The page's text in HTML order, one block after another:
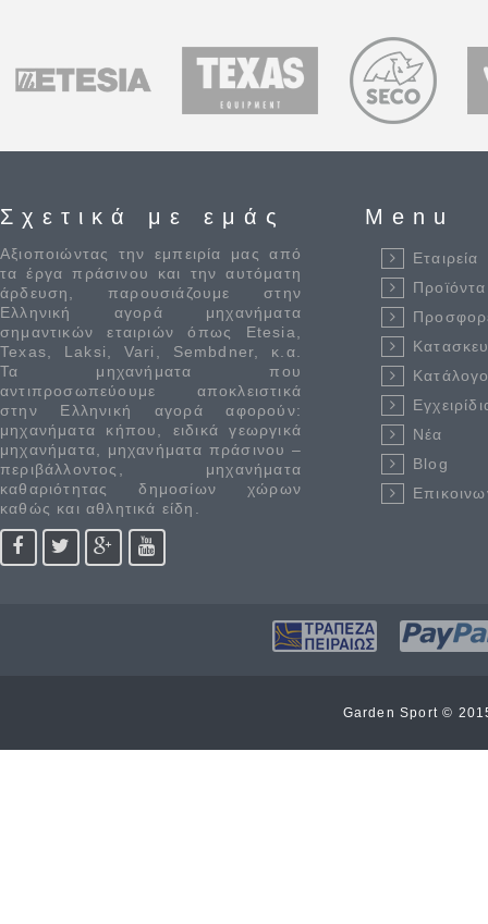
Σχετικά με εμάς
Αξιοποιώντας την εμπειρία μας από
τα έργα πράσινου και την αυτόματη
άρδευση, παρουσιάζουμε στην
Ελληνική αγορά μηχανήματα
σημαντικών εταιριών όπως Etesia,
Texas, Laksi, Vari, Sembdner, κ.α.
Τα μηχανήματα που
αντιπροσωπεύουμε αποκλειστικά
στην Ελληνική αγορά αφορούν:
μηχανήματα κήπου, ειδικά γεωργικά
μηχανήματα, μηχανήματα πράσινου –
περιβάλλοντος, μηχανήματα
καθαριότητας δημοσίων χώρων
καθώς και αθλητικά είδη.
Menu
Εταιρεία
Προϊόντα
Νέα
Blog
Garden Sport ©